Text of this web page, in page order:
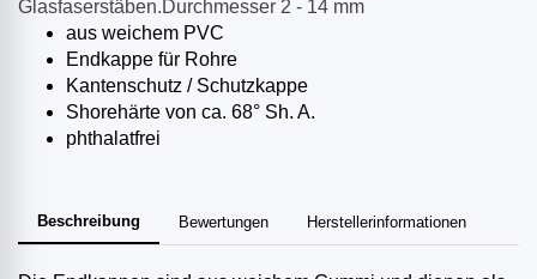
Glasfaserstäben.Durchmesser 2 - 14 mm
aus weichem PVC
Endkappe für Rohre
Kantenschutz / Schutzkappe
Shorehärte von ca. 68° Sh. A.
phthalatfrei
Beschreibung Bewertungen Herstellerinformationen